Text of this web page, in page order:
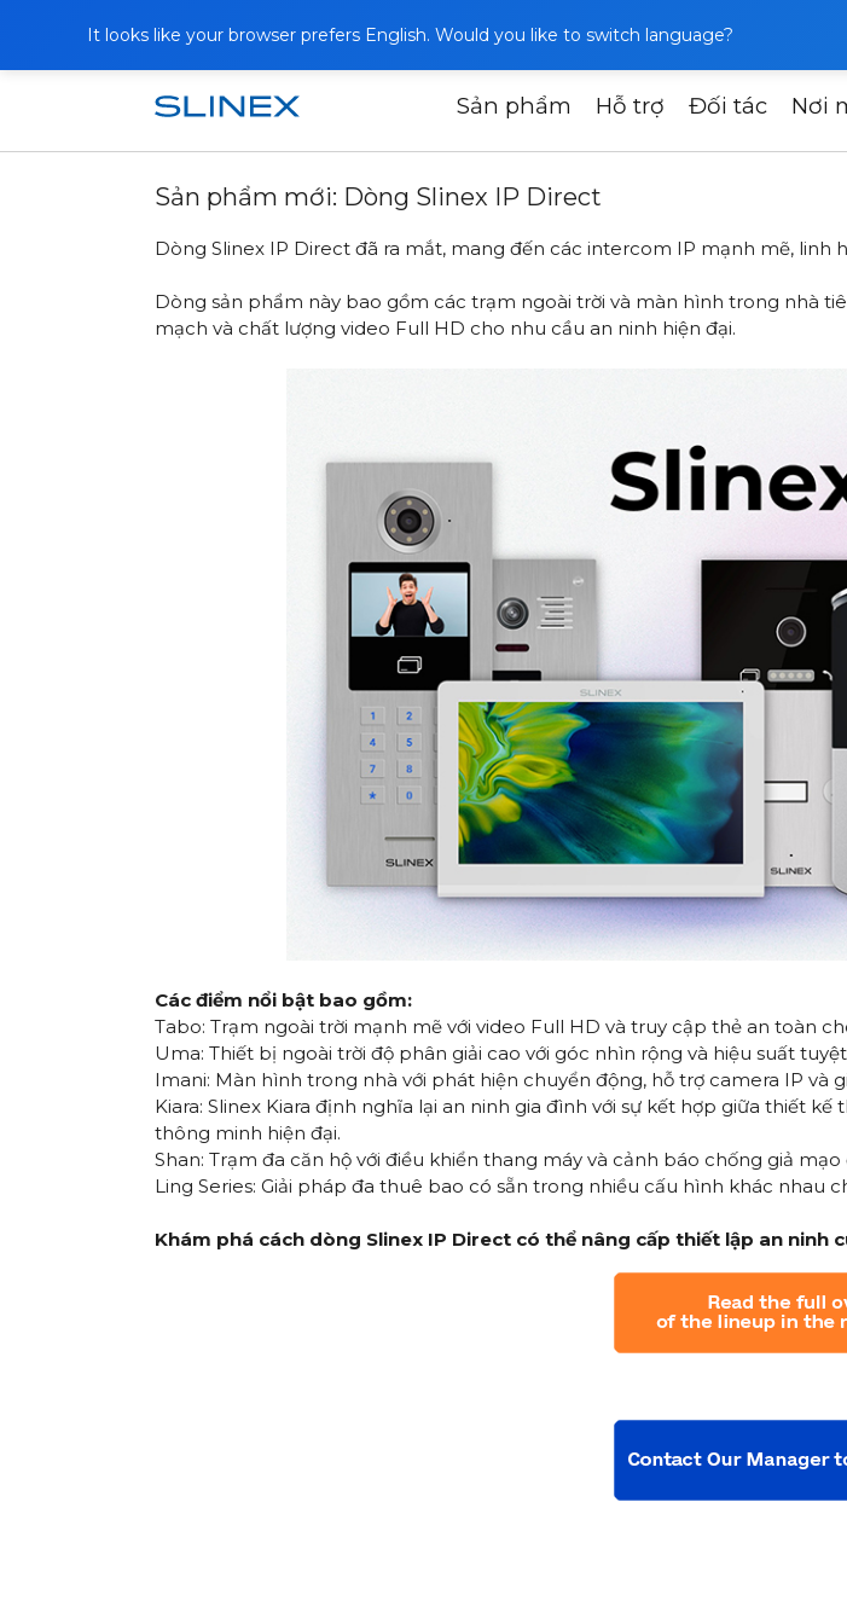
It looks like your browser prefers English. Would you like to switch language?
Sản phẩm Hỗ trợ Đối tác Nơi
Trang chủ Tin tức Sản phẩm mới: Dòng Slinex IP Direct
Sản phẩm mới: Dòng Slinex IP Direct
Dòng Slinex IP Direct đã ra mắt, mang đến các intercom IP mạnh mẽ,
Dòng sản phẩm này bao gồm các trạm ngoài trời và màn hình trong nhà
mạch và chất lượng video Full HD cho nhu cầu an ninh hiện đại.
Các điểm nổi bật bao gồm:
Tabo: Trạm ngoài trời mạnh mẽ với video Full HD và truy cập thẻ an toàn
Uma: Thiết bị ngoài trời độ phân giải cao với góc nhìn rộng và hiệu suất
Imani: Màn hình trong nhà với phát hiện chuyển động, hỗ trợ camera IP và
Kiara: Slinex Kiara định nghĩa lại an ninh gia đình với sự kết hợp giữa thiết
thông minh hiện đại.
Shan: Trạm đa căn hộ với điều khiển thang máy và cảnh báo chống giả
Ling Series: Giải pháp đa thuê bao có sẵn trong nhiều cấu hình khác nhau
Khám phá cách dòng Slinex IP Direct có thể nâng cấp thiết lập an ninh